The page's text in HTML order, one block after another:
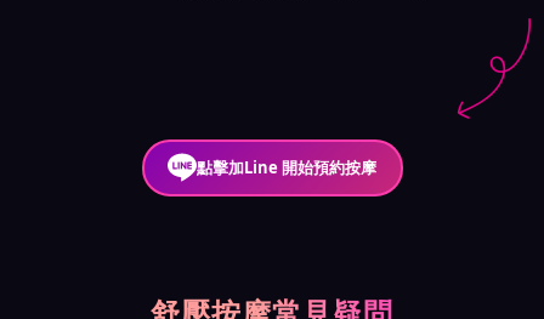
點擊加Line 開始預約按摩